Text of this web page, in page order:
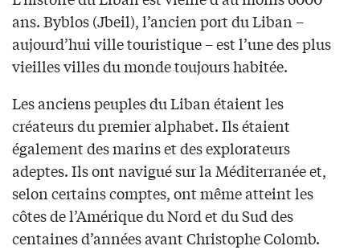
ans. Byblos (Jbeil), l’ancien port du Liban –
aujourd’hui ville touristique – est l’une des plus
vieilles villes du monde toujours habitée.
Les anciens peuples du Liban étaient les
créateurs du premier alphabet. Ils étaient
également des marins et des explorateurs
adeptes. Ils ont navigué sur la Méditerranée et,
selon certains comptes, ont même atteint les
côtes de l’Amérique du Nord et du Sud des
centaines d’années avant Christophe Colomb.